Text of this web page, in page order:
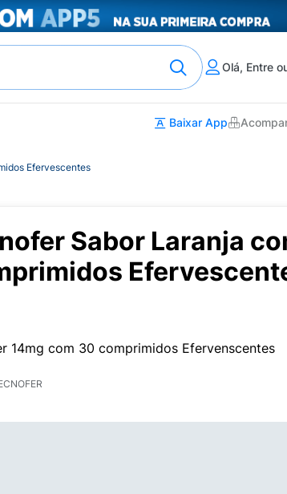
Olá, Entre
Baixar App
Efervescentes
Sabor Laranja
14mg com 30 comprimidos Efervenscentes